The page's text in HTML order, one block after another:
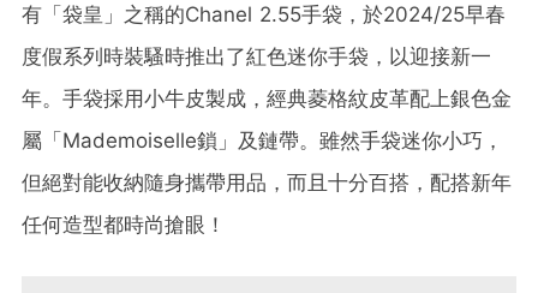
有「袋皇」之稱的Chanel 2.55手袋，於2024/25早春
度假系列時裝騷時推出了紅色迷你手袋，以迎接新一
年。手袋採用小牛皮製成，經典菱格紋皮革配上銀色金
屬「Mademoiselle鎖」及鏈帶。雖然手袋迷你小巧，
但絕對能收納隨身攜帶用品，而且十分百搭，配搭新年
任何造型都時尚搶眼！